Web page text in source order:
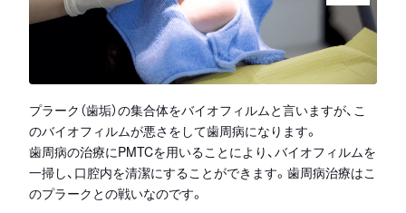
プラーク（歯垢）の集合体をバイオフィルムと言いますが、こ
のバイオフィルムが悪さをして歯周病になります。
歯周病の治療にPMTCを用いることにより、バイオフィルムを
一掃し、口腔内を清潔にすることができます。歯周病治療はこ
のプラークとの戦いなのです。